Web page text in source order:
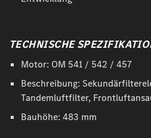
TECHNISCHE
Motor: OM 541 / 542 / 457
Beschreibung:
Tandemluftfilter,
Bauhöhe: 483 mm